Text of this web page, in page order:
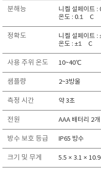
PEAK TECH
RION
RIXEN
Schaller (Humimeter)
Sensortechnikk
SENTEST
SENTRY
분해능
니켈 설페이트 :
온도 : 0.1゚C
정확도
니켈 설페이트 :
온도 : ±1゚C
사용 주위 온도 10~40℃
샘플량 2~3방울
측정 시간 약 3초
전원 AAA 배터리 2개
방수 보호 등급 IP65 방수
크기 및 무게 5.5 × 3.1 ×